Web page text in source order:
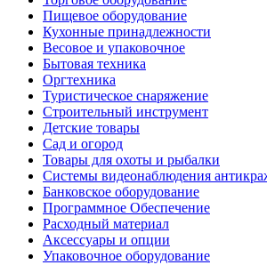
Пищевое оборудование
Кухонные принадлежности
Весовое и упаковочное
Бытовая техника
Оргтехника
Туристическое снаряжение
Строительный инструмент
Детские товары
Сад и огород
Товары для охоты и рыбалки
Системы видеонаблюдения
Банковское оборудование
Программное Обеспечение
Расходный материал
Аксессуары и опции
Упаковочное оборудование